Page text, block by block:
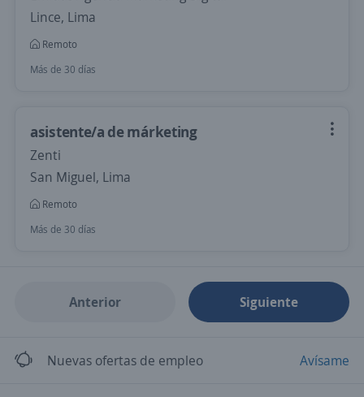
Lince, Lima
Remoto
Más de 30 días
asistente/a de márketing
Zenti
San Miguel, Lima
Remoto
Más de 30 días
Anterior Siguiente
Nuevas ofertas de empleo Avísame